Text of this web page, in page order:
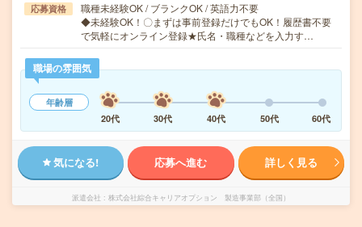
応募資格
職種未経験OK / ブランクOK / 英語力不要
◆未経験OK！〇まずは事前登録だけでもOK！履歴書不要
で気軽にオンライン登録★氏名・職種などを入力す…
職場の雰囲気
年齢層
20代
30代 40代 50代 60代
気になる! 応募へ進む 詳しく見る
派遣会社 株式会社綜合キャリアオプション 製造事業部（全国）